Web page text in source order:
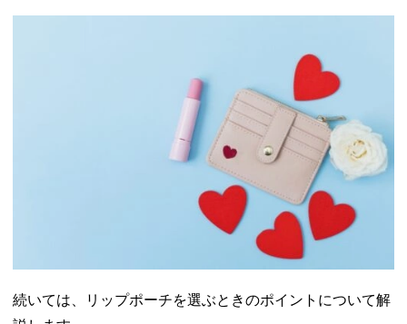
続いては、リップポーチを選ぶときのポイントについて解